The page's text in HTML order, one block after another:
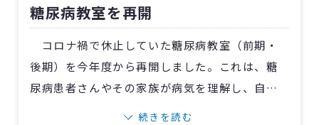
糖尿病教室を再開
コロナ禍で休止していた糖尿病教室（前期・
後期）を今年度から再開しました。これは、糖
尿病患者さんやその家族が病気を理解し、自己
管理能力を向上させることを目的とした取り組
続きを読む